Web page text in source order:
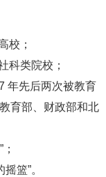
校；
科类院校；
年先后两次被教育
育部、财政部和北
篮”。